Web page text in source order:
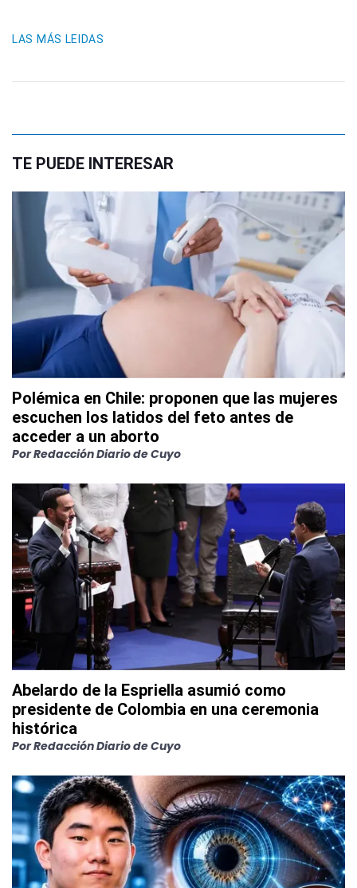
LAS MÁS LEIDAS
TE PUEDE INTERESAR
Polémica en Chile: proponen que las mujeres
escuchen los latidos del feto antes de
acceder a un aborto
PorRedacción Diario de Cuyo
Abelardo de la Espriella asumió como
presidente de Colombia en una ceremonia
histórica
PorRedacción Diario de Cuyo